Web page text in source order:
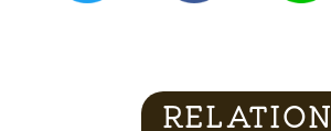
RELATION